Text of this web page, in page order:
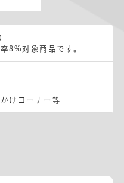
8%対象商品です。
けコーナー等